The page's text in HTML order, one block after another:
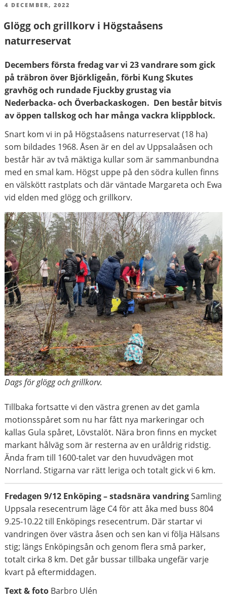
PUBLICERAT
4 DECEMBER, 2022
Glögg och grillkorv i Högstaåsens
naturreservat
Decembers första fredag var vi 23 vandrare som gick
på träbron över Björkligeån, förbi Kung Skutes
gravhög och rundade Fjuckby grustag via
Nederbacka- och Överbackaskogen. Den består bitvis
av öppen tallskog och har många vackra klippblock.
Snart kom vi in på Högstaåsens naturreservat (18 ha)
som bildades 1968. Åsen är en del av Uppsalaåsen och
består här av två mäktiga kullar som är sammanbundna
med en smal kam. Högst uppe på den södra kullen finns
en välskött rastplats och där väntade Margareta och Ewa
vid elden med glögg och grillkorv.
Dags för glögg och grillkorv.
Tillbaka fortsatte vi den västra grenen av det gamla
motionsspåret som nu har fått nya markeringar och
kallas Gula spåret, Lövstalöt. Nära bron finns en mycket
markant hålväg som är resterna av en uråldrig ridstig.
Ända fram till 1600-talet var den huvudvägen mot
Norrland. Stigarna var rätt leriga och totalt gick vi 6 km.
Fredagen 9/12 Enköping – stadsnära vandringSamling
Uppsala resecentrum läge C4 för att åka med buss 804
9.25-10.22 till Enköpings resecentrum. Där startar vi
vandringen över västra åsen och sen kan vi följa Hälsans
stig; längs Enköpingsån och genom flera små parker,
totalt cirka 8 km. Det går bussar tillbaka ungefär varje
kvart på eftermiddagen.
Text & foto Barbro Ulén